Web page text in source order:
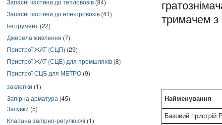
Запасні частини до тепловозів (84)
Запасні частини до електровозів (41)
Інструмент (22)
Джерела живлення (7)
Пристрої ЖАТ (СЦП) (29)
Пристрої ЖАТ (СЦБ) для промшляхів (8)
Пристрої СЦБ для МЕТРО (9)
заклепки (1)
Запірна арматура (45)
Засувки (5)
Клапана запірно-регулюючі (1)
тримачем
Найменування
Базовий пристрій